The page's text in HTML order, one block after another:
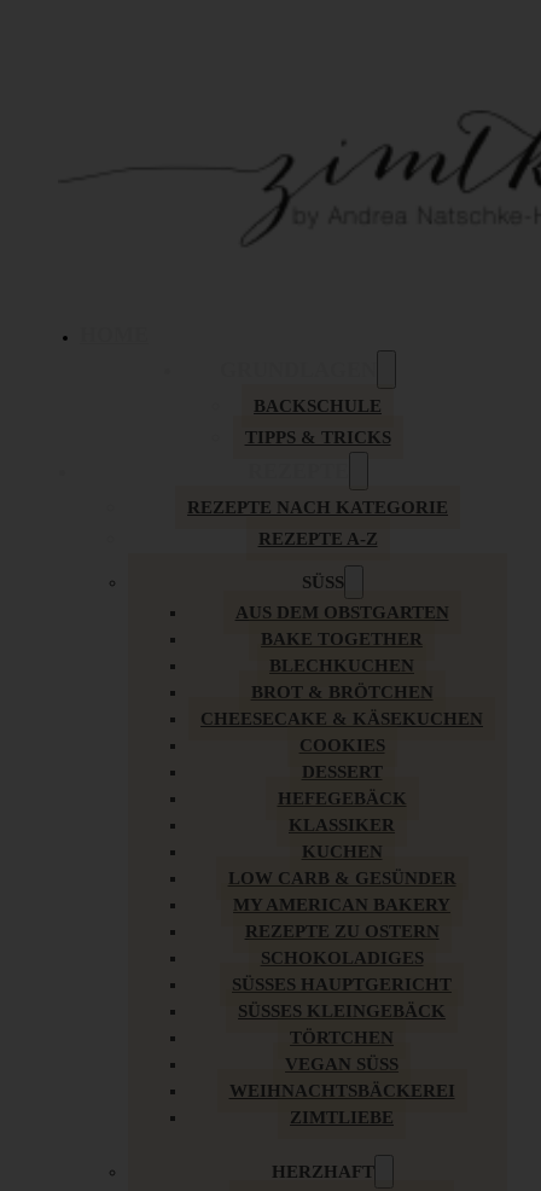
BACKSCHULE
TIPPS & TRICKS
REZEPTE NACH KATEGORIE
REZEPTE A-Z
SÜSS
AUS DEM OBSTGARTEN
BAKE TOGETHER
BLECHKUCHEN
BROT & BRÖTCHEN
CHEESECAKE & KÄSEKUCHEN
COOKIES
DESSERT
HEFEGEBÄCK
KLASSIKER
KUCHEN
LOW CARB & GESÜNDER
MY AMERICAN BAKERY
REZEPTE ZU OSTERN
SCHOKOLADIGES
SÜSSES HAUPTGERICHT
SÜSSES KLEINGEBÄCK
TÖRTCHEN
VEGAN SÜSS
WEIHNACHTSBÄCKEREI
ZIMTLIEBE
HERZHAFT